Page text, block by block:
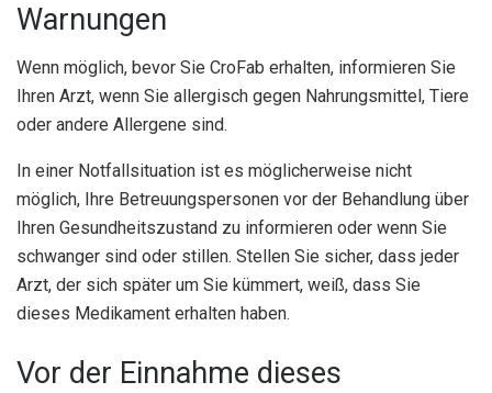
Warnungen
Wenn möglich, bevor Sie CroFab erhalten, informieren Sie
Ihren Arzt, wenn Sie allergisch gegen Nahrungsmittel, Tiere
oder andere Allergene sind.
In einer Notfallsituation ist es möglicherweise nicht
möglich, Ihre Betreuungspersonen vor der Behandlung über
Ihren Gesundheitszustand zu informieren oder wenn Sie
schwanger sind oder stillen. Stellen Sie sicher, dass jeder
Arzt, der sich später um Sie kümmert, weiß, dass Sie
dieses Medikament erhalten haben.
Vor der Einnahme dieses